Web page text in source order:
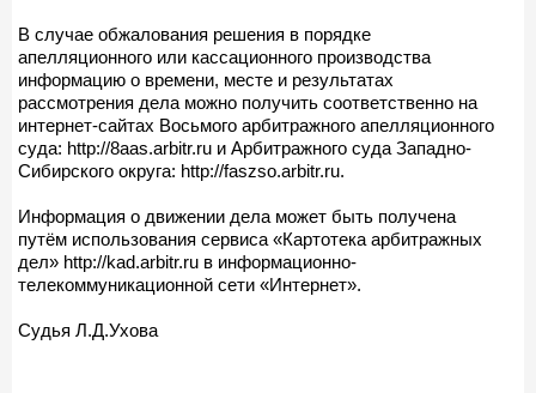
В случае обжалования решения в порядке
апелляционного или кассационного производства
информацию о времени, месте и результатах
рассмотрения дела можно получить соответственно на
интернет-сайтах Восьмого арбитражного апелляционного
суда: http://8aas.arbitr.ru и Арбитражного суда Западно-
Сибирского округа: http://faszso.arbitr.ru.
Информация о движении дела может быть получена
путём использования сервиса «Картотека арбитражных
дел» http://kad.arbitr.ru в информационно-
телекоммуникационной сети «Интернет».
Судья Л.Д.Ухова